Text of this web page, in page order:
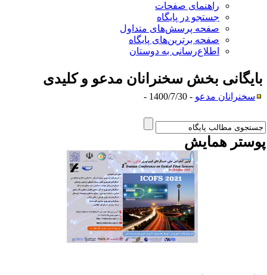
راهنمای صفحات
جستجو در پایگاه
صفحه پرسش‌های متداول
صفحه برترین‌های پایگاه
اطلاع‌رسانی به دوستان
بخش سخنرانان مدعو و کلیدی
سخنرانان مدعو- 1400/7/30 -
همایش